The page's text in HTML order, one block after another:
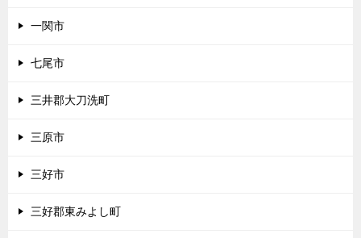
一関市
七尾市
三井郡大刀洗町
三原市
三好市
三好郡東みよし町